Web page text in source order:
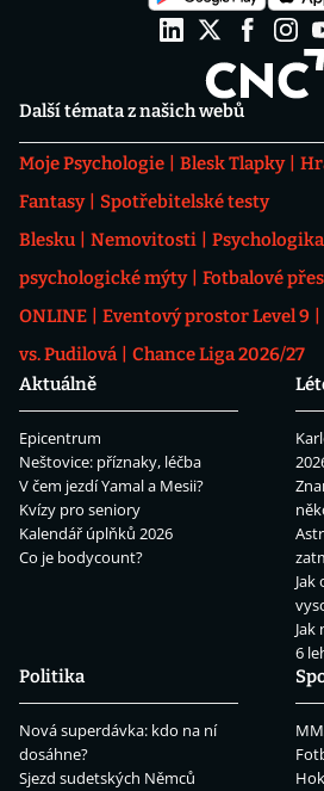
Další témata z našich webů
Moje Psychologie Blesk Tlapky
Fantasy
Spotřebitelské testy
Blesku
Nemovitosti
psychologické mýty
Fotbalové
ONLINE
Eventový prostor Level 9
vs. Pudilová
Chance Liga 2026/27
Aktuálně
Epicentrum
Neštovice: příznaky, léčba
V čem jezdí Yamal a Mesii?
Kvízy pro seniory
Kalendář úplňků 2026
Co je bodycount?
6
Politika
Nová superdávka: kdo na ní
dosáhne?
Sjezd sudetských Němců